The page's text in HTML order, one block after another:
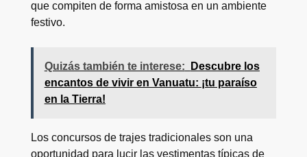
que compiten de forma amistosa en un ambiente
festivo.
Quizás también te interese:
Descubre los
encantos de vivir en Vanuatu: ¡tu paraíso
en la Tierra!
Los concursos de trajes tradicionales son una
oportunidad para lucir las vestimentas típicas de